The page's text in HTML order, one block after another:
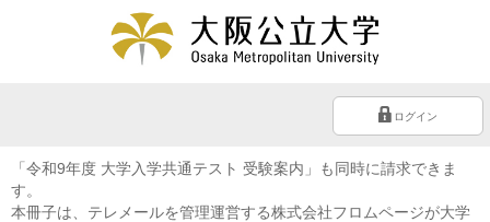
ログイン
「令和9年度 大学入学共通テスト 受験案内」も同時に請求できま
す。
本冊子は、テレメールを管理運営する株式会社フロムページが大学